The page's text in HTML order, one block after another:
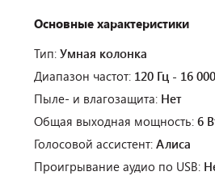
Основные характеристики
Тип: Умная колонка
Диапазон частот: 120 Гц - 16
Пыле- и влагозащита: Нет
Общая выходная мощность: 6
Голосовой ассистент: Алиса
Проигрывание аудио по USB: